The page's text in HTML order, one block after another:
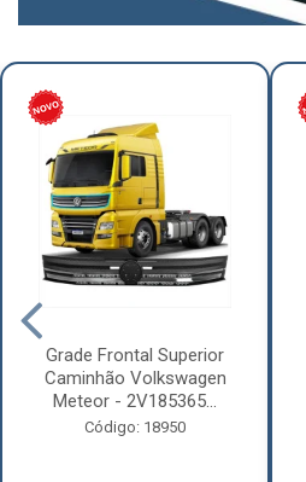
Grade Frontal Superior
Caminhão Volkswagen
Meteor - 2V185365...
Código: 18950